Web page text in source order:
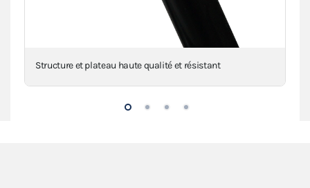
Structure et plateau haute qualité et résistant